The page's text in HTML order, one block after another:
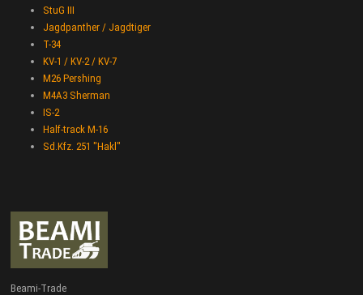
StuG III
Jagdpanther / Jagdtiger
T-34
KV-1 / KV-2 / KV-7
M26 Pershing
M4A3 Sherman
IS-2
Half-track M-16
Sd.Kfz. 251 "Hakl"
Beami-Trade